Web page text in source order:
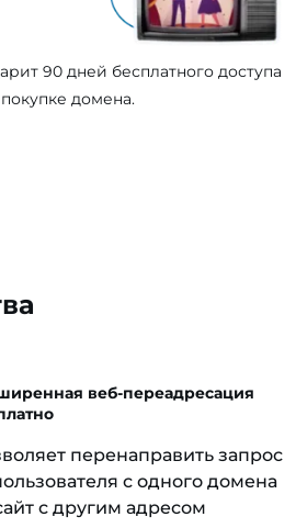
90 дней бесплатного доступа
домена.
веб-переадресация
перенаправить запрос
с одного домена
с другим адресом